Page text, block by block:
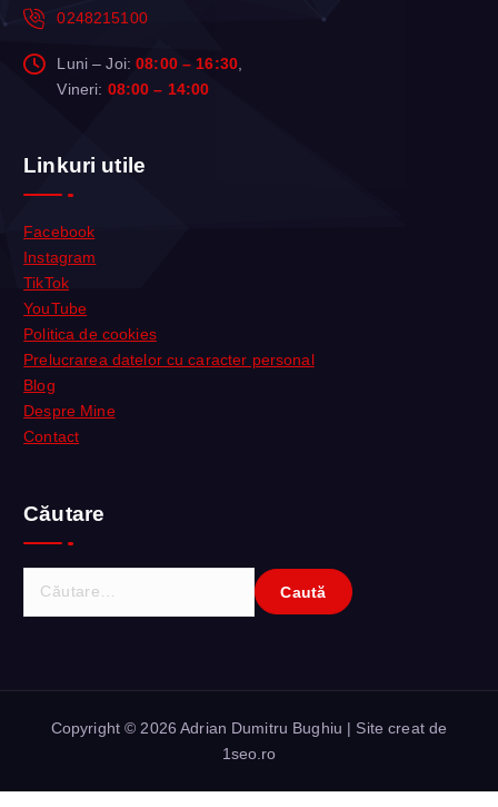
0248215100
Luni – Joi:08:00 – 16:30
Vineri: 08:00 – 14:00
Linkuri utile
Facebook
Instagram
TikTok
YouTube
Politica de cookies
Prelucrarea datelor cu caracter personal
Blog
Despre Mine
Contact
Căutare
Copyright © 2026 Adrian Dumitru Bughiu | Site creat de
1seo.ro